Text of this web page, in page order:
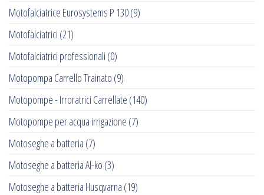
Motofalciatrice Eurosystems P 130(9)
Motofalciatrici (21)
Motofalciatrici professionali (0)
Motopompa Carrello Trainato (9)
Motopompe - Irroratrici Carrellate (140)
Motopompe per acqua irrigazione (7)
Motoseghe a batteria (7)
Motoseghe a batteria Al-ko (3)
Motoseghe a batteria Husqvarna (19)